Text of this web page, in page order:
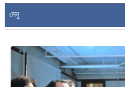
মেনু